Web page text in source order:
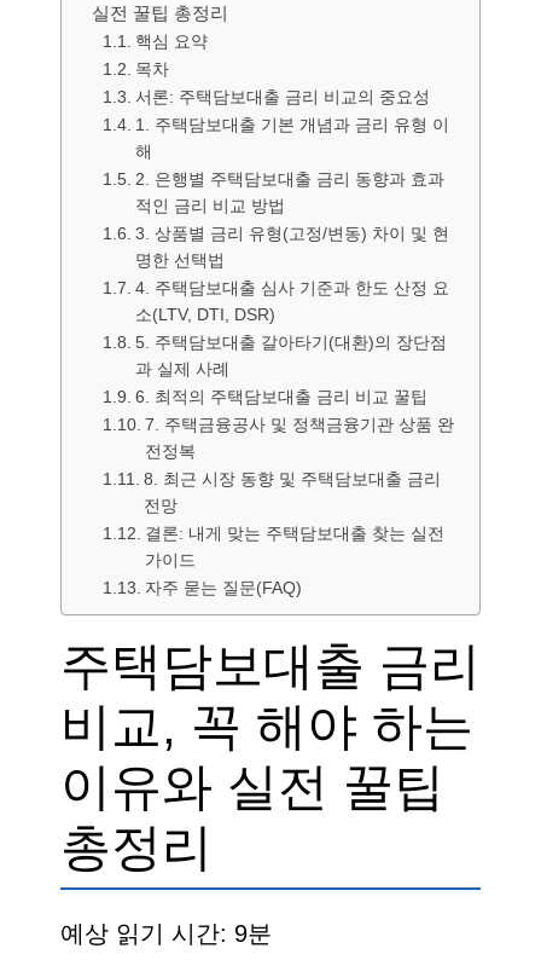
실전 꿀팁 총정리
핵심 요약
목차
서론: 주택담보대출 금리 비교의 중요성
1. 주택담보대출 기본 개념과 금리 유형 이
해
2. 은행별 주택담보대출 금리 동향과 효과
적인 금리 비교 방법
3. 상품별 금리 유형(고정/변동) 차이 및 현
명한 선택법
4. 주택담보대출 심사 기준과 한도 산정 요
소(LTV, DTI, DSR)
5. 주택담보대출 갈아타기(대환)의 장단점
과 실제 사례
6. 최적의 주택담보대출 금리 비교 꿀팁
7. 주택금융공사 및 정책금융기관 상품 완
전정복
8. 최근 시장 동향 및 주택담보대출 금리
전망
결론: 내게 맞는 주택담보대출 찾는 실전
가이드
자주 묻는 질문(FAQ)
주택담보대출 금리
비교, 꼭 해야 하는
이유와 실전 꿀팁
총정리
예상 읽기 시간: 9분